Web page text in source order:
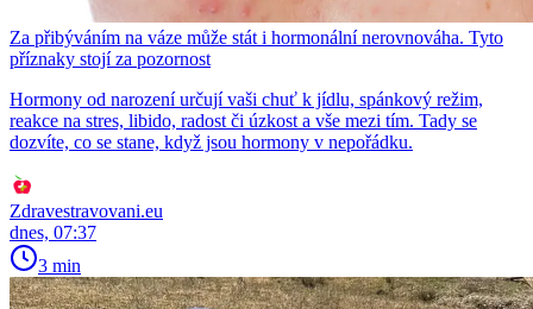
Za přibýváním na váze může stát i hormonální nerovnováha. Tyto
příznaky stojí za pozornost
Hormony od narození určují vaši chuť k jídlu, spánkový režim,
reakce na stres, libido, radost či úzkost a vše mezi tím. Tady se
dozvíte, co se stane, když jsou hormony v nepořádku.
Zdravestravovani.eu
dnes, 07:37
3 min